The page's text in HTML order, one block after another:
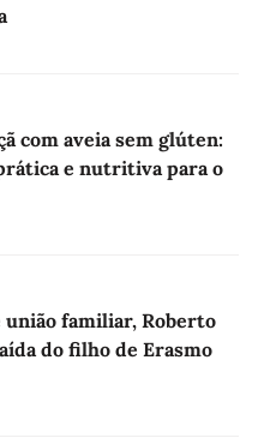
com aveia sem glúten:
e nutritiva para o
união familiar, Roberto
do filho de Erasmo